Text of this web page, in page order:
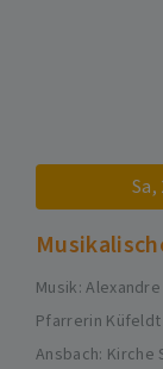
Sa,
Musik:
Pfarrerin Küfeldt
Ansbach Kirche